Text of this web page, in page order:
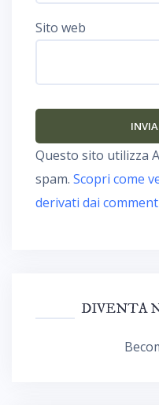
Sito web
Questo sito utilizza
spam. Scopri come
derivati dai
DIVENTA